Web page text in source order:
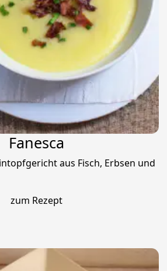
Fanesca
aus Fisch, Erbsen und
zum Rezept